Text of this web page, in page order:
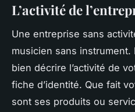
L’activité de
Une entreprise sans
musicien sans
bien décrire l’activité de
fiche d’identité. Que fait
sont ses produits ou